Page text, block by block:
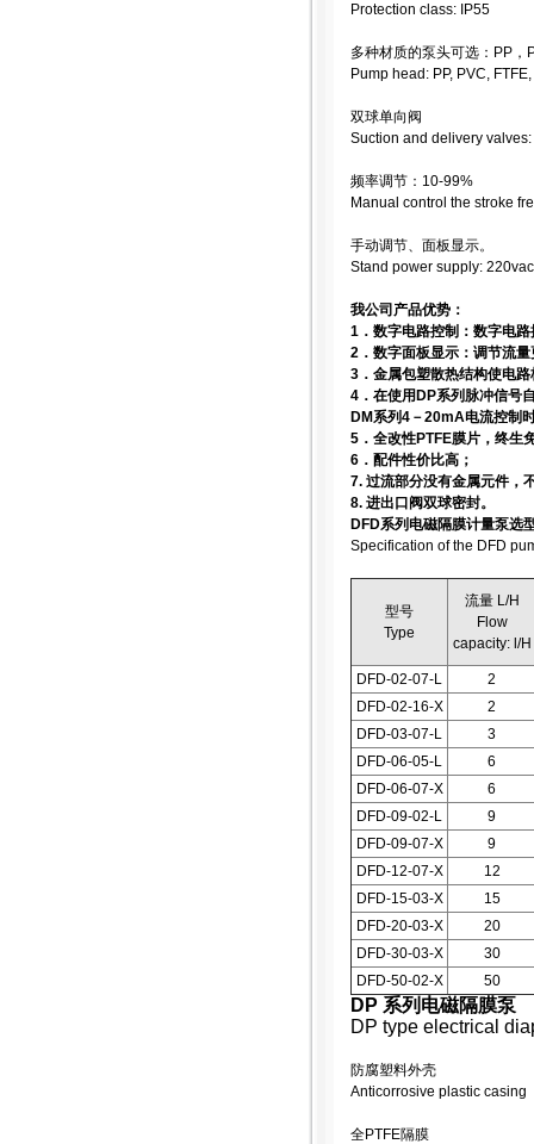
Protection class: IP55
多种材质的泵头可选：PP，
Pump head: PP, PVC,
双球单向阀
Suction and delivery
频率调节：10-99%
Manual control the stroke
手动调节、面板显示。
Stand power supply:
我公司产品优势：
1．数字电路控制：数字电
2．数字面板显示：调节流
3．金属包塑散热结构使电
4．在使用DP系列脉冲信号
DM系列4－20mA电流控制
5．全改性PTFE膜片，终生
6．配件性价比高；
7. 过流部分没有金属元件，
8. 进出口阀双球密封。
DFD系列电磁隔膜计量泵选
Specification of the DFD
型号
Type
流量 L/H
Flow
capacity: l/H
DFD-02-07-L
2
DFD-02-16-X
2
DFD-03-07-L
3
DFD-06-05-L
6
DFD-06-07-X
6
DFD-09-02-L
9
DFD-09-07-X
9
DFD-12-07-X
12
DFD-15-03-X
15
DFD-20-03-X
20
DFD-30-03-X
30
DFD-50-02-X
50
DP 系列电磁隔膜泵
DP type electrical
防腐塑料外壳
Anticorrosive plastic casing
全PTFE隔膜